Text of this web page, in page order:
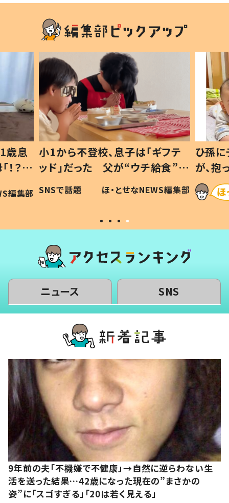
歳息
？」
編集部
小1から不登校、息子は「ギフテ
ッド」だった 父が“ウチ給食”を
作り続ける理由とは #令和の親
#令和の子
SNSで話題 ほ・とせなNEWS編集部
ひ孫
が、
「涙が
い」
ニュース SNS
9年前の夫「不機嫌で不健康」→自然に逆らわない生
活を送った結果…42歳になった現在の”まさかの
姿”に「スゴすぎる」「20は若く見える」